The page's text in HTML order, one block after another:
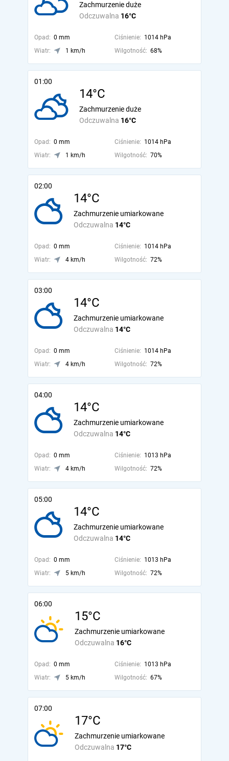
Odczuwalna 16°C
Zachmurzenie duże
Opad: 0 mm Ciśnienie: 1014 hPa
Wiatr:
1 km/h Wilgotność: 68%
01:00
14°C
Odczuwalna 16°C
Zachmurzenie duże
Opad: 0 mm Ciśnienie: 1014 hPa
Wiatr:
1 km/h Wilgotność: 70%
02:00
14°C
Odczuwalna 14°C
Zachmurzenie umiarkowane
Opad: 0 mm Ciśnienie: 1014 hPa
Wiatr:
4 km/h Wilgotność: 72%
03:00
14°C
Odczuwalna 14°C
Zachmurzenie umiarkowane
Opad: 0 mm Ciśnienie: 1014 hPa
Wiatr:
4 km/h Wilgotność: 72%
04:00
14°C
Odczuwalna 14°C
Zachmurzenie umiarkowane
Opad: 0 mm Ciśnienie: 1013 hPa
Wiatr:
4 km/h Wilgotność: 72%
05:00
14°C
Odczuwalna 14°C
Zachmurzenie umiarkowane
Opad: 0 mm Ciśnienie: 1013 hPa
Wiatr:
5 km/h Wilgotność: 72%
06:00
15°C
Odczuwalna 16°C
Zachmurzenie umiarkowane
Opad: 0 mm Ciśnienie: 1013 hPa
Wiatr:
5 km/h Wilgotność: 67%
07:00
17°C
Odczuwalna 17°C
Zachmurzenie umiarkowane